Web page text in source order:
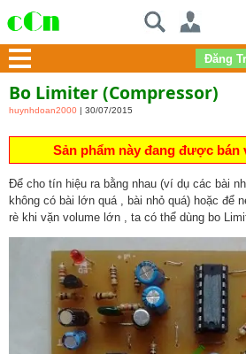
Bo Limiter (compressor)
huynhdoan2000 | 30/07/2015
Sản phẩm này đang được bán
Để cho tín hiệu ra bằng nhau (ví dụ các bài
không có bài lớn quá , bài nhỏ quá) hoặc để
rè khi vặn volume lớn , ta có thể dùng bo